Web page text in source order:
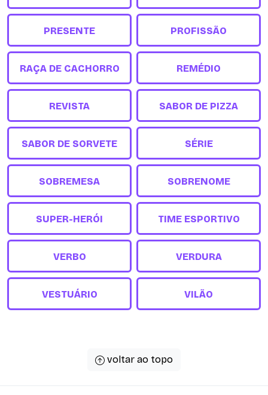
PRESENTE PROFISSÃO
RAÇA DE CACHORRO REMÉDIO
REVISTA SABOR DE PIZZA
SABOR DE SORVETE SÉRIE
SOBREMESA SOBRENOME
SUPER-HERÓI TIME ESPORTIVO
VERBO VERDURA
VESTUÁRIO VILÃO
voltar ao topo